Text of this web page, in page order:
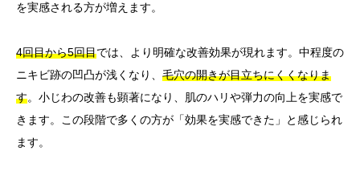
を実感される方が増えます。
4回目から5回目では、より明確な改善効果が現れます。中程度の
ニキビ跡の凹凸が浅くなり、 毛穴の開きが目立ちにくくなりま
す。小じわの改善も顕著になり、肌のハリや弾力の向上を実感で
きます。この段階で多くの方が「効果を実感できた」と感じられ
ます。